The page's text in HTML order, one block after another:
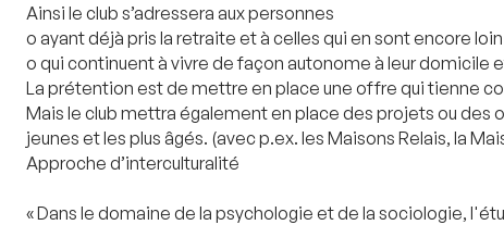
Ainsi le club s’adressera aux personnes
o ayant déjà pris la retraite et à celles qui en sont encore
o qui continuent à vivre de façon autonome à leur domicile
La prétention est de mettre en place une offre qui tienne
Mais le club mettra également en place des projets ou des
jeunes et les plus âgés. (avec p.ex. les Maisons Relais, la
Approche d’interculturalité
« Dans le domaine de la psychologie et de la sociologie,